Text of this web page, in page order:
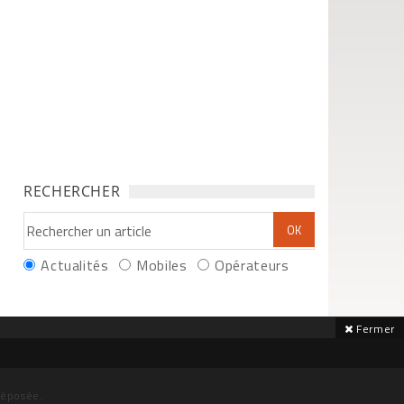
RECHERCHER
Actualités Mobiles Opérateurs
Fermer